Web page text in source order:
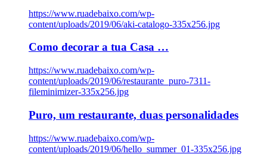
https://www.ruadebaixo.com/wp-
content/uploads/2019/06/aki-catalogo-335x256.jpg
Como decorar a tua Casa …
https://www.ruadebaixo.com/wp-
content/uploads/2019/06/restaurante_puro-7311-
fileminimizer-335x256.jpg
Puro, um restaurante, duas personalidades
https://www.ruadebaixo.com/wp-
content/uploads/2019/06/hello_summer_01-335x256.jpg